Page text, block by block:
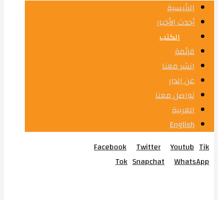
الرئيسية
أحدث الأخبار
الكتب
قائمة
انشر معنا
عن الدار
تواصل معنا
العربية
English
Facebook
Twitter Youtub Tik
Tok Snapchat
WhatsApp